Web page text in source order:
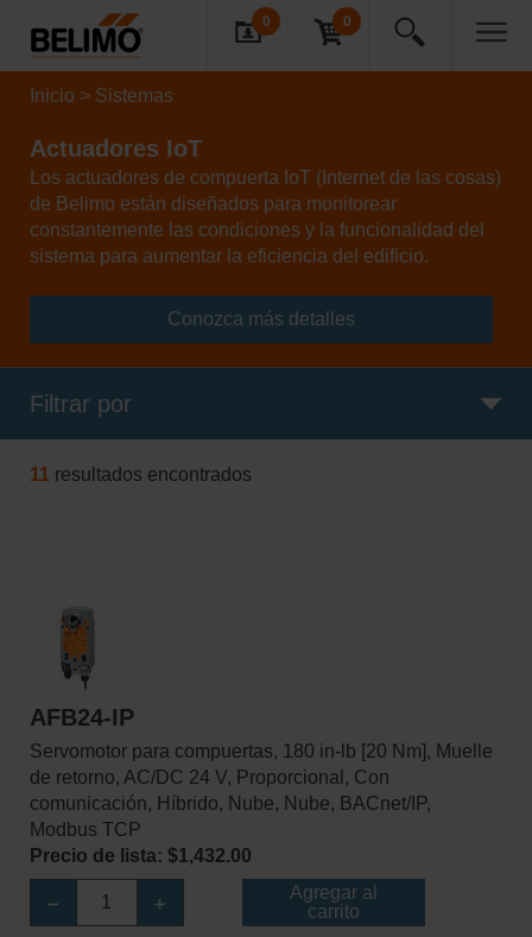
0 0
Inicio Sistemas
Actuadores IoT
Los actuadores de compuerta IoT (Internet de las cosas)
de Belimo están diseñados para monitorear
constantemente las condiciones y la funcionalidad del
sistema para aumentar la eficiencia del edificio.
Conozca más detalles
Filtrar por
11 resultados encontrados
AFB24-IP
Servomotor para compuertas, 180 in-lb [20 Nm], Muelle
de retorno, AC/DC 24 V, Proporcional, Con
comunicación, Híbrido, Nube, Nube, BACnet/IP,
Modbus TCP
Precio de lista: $1,432.00
Agregar al
carrito